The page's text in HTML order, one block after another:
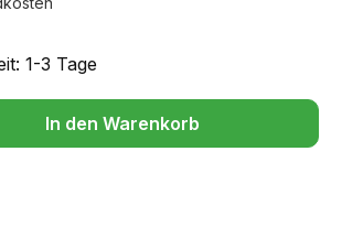
1-3 Tage
Wert ein oder benutze die Schaltflächen
In den Warenkorb